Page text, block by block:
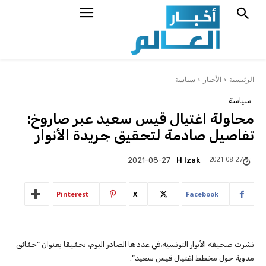
الرئيسية الأخبار سياسة
سياسة
محاولة اغتيال قيس سعيد عبر صاروخ:
تفاصيل صادمة لتحقيق جريدة الأنوار
H Izak
2021-08-27 2021-08-27
Facebook
X
Pinterest
نشرت صحيفة الأنوار التونسية،في عددها الصادر اليوم، تحقيقا بعنوان “حقائق
مدوية حول مخطط اغتيال قيس سعيد”.